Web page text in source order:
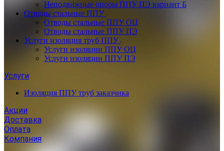
Неподвижные опоры ППУ ПЭ вариант Б
Отводы стальные ППУ
Отводы стальные ППУ ОЦ
Отводы стальные ППУ ПЭ
Услуги изоляция труб ППУ
Услуги изоляции ППУ ОЦ
Услуги изоляции ППУ ПЭ
Услуги
Изоляция ППУ труб заказчика
Акции
Доставка
Оплата
Компания